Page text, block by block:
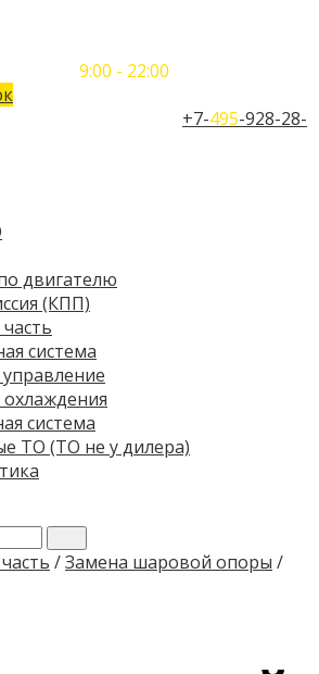
9:00 - 22:00
+7-495-928-28-
двигателю
(КПП)
система
система
ТО (ТО не у дилера)
/Замена шаровой опоры /